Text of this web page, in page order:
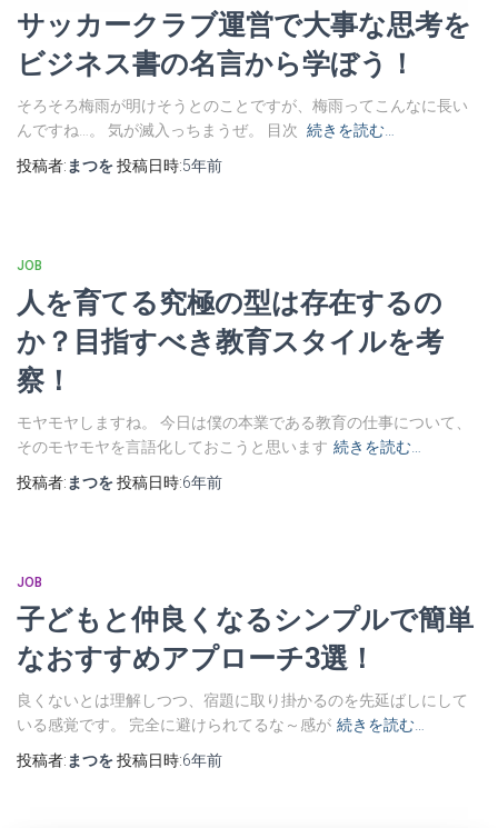
サッカークラブ運営で大事な思考を
ビジネス書の名言から学ぼう！
そろそろ梅雨が明けそうとのことですが、梅雨ってこんなに長い
んですね…。 気が滅入っちまうぜ。 目次 続きを読む…
投稿者: まつを投稿日時:5年前
JOB
人を育てる究極の型は存在するの
か？目指すべき教育スタイルを考
察！
モヤモヤしますね。 今日は僕の本業である教育の仕事について、
そのモヤモヤを言語化しておこうと思います 続きを読む…
投稿者: まつを投稿日時:6年前
JOB
子どもと仲良くなるシンプルで簡単
なおすすめアプローチ3選！
良くないとは理解しつつ、宿題に取り掛かるのを先延ばしにして
いる感覚です。 完全に避けられてるな～感が 続きを読む…
投稿者: まつを投稿日時:6年前